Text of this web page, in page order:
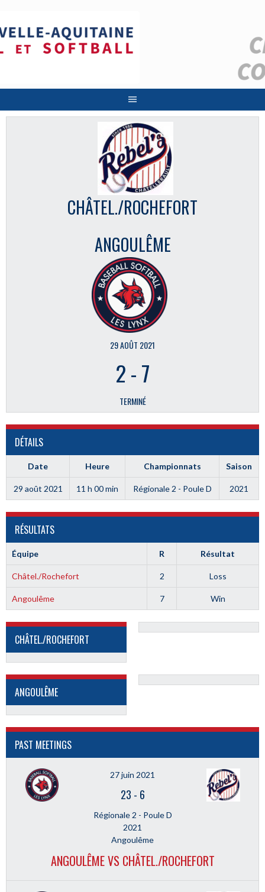
contenu
CHÂTEL./ROCHEFORT
ANGOULÊME
29 AOÛT 2021
2-7
TERMINÉ
DÉTAILS
Date Heure Championnats Saison
29 août 2021 11 h 00 min Régionale 2 - Poule D 2021
RÉSULTATS
Équipe R Résultat
Châtel./Rochefort 2 Loss
Angoulême 7 Win
CHÂTEL./ROCHEFORT
ANGOULÊME
PAST MEETINGS
27 juin 2021
23 - 6
Régionale 2 - Poule D
2021
Angoulême
ANGOULÊME VS CHÂTEL./ROCHEFORT